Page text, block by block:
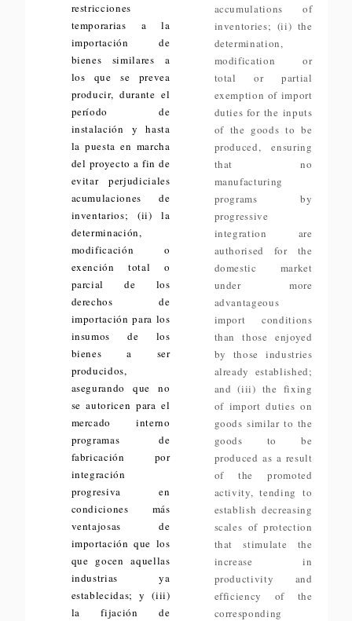
restricciones
temporarias a la
importación de
bienes similares a
los que se prevea
producir, durante el
período de
instalación y hasta
la puesta en marcha
del proyecto a fin de
evitar perjudiciales
acumulaciones de
inventarios; (ii) la
determinación,
modificación o
exención total o
parcial de los
derechos de
importación para los
insumos de los
bienes a ser
producidos,
asegurando que no
se autoricen para el
mercado interno
programas de
fabricación por
integración
progresiva en
condiciones más
ventajosas de
importación que los
que gocen aquellas
industrias ya
establecidas; y (iii)
la fijación de
accumulations of
inventories; (ii) the
determination,
modification or
total or partial
exemption of import
duties for the inputs
of the goods to be
produced, ensuring
that no
manufacturing
programs by
progressive
integration are
authorised for the
domestic market
under more
advantageous
import conditions
than those enjoyed
by those industries
already established;
and (iii) the fixing
of import duties on
goods similar to the
goods to be
produced as a result
of the promoted
activity, tending to
establish decreasing
scales of protection
that stimulate the
increase in
productivity and
efficiency of the
corresponding